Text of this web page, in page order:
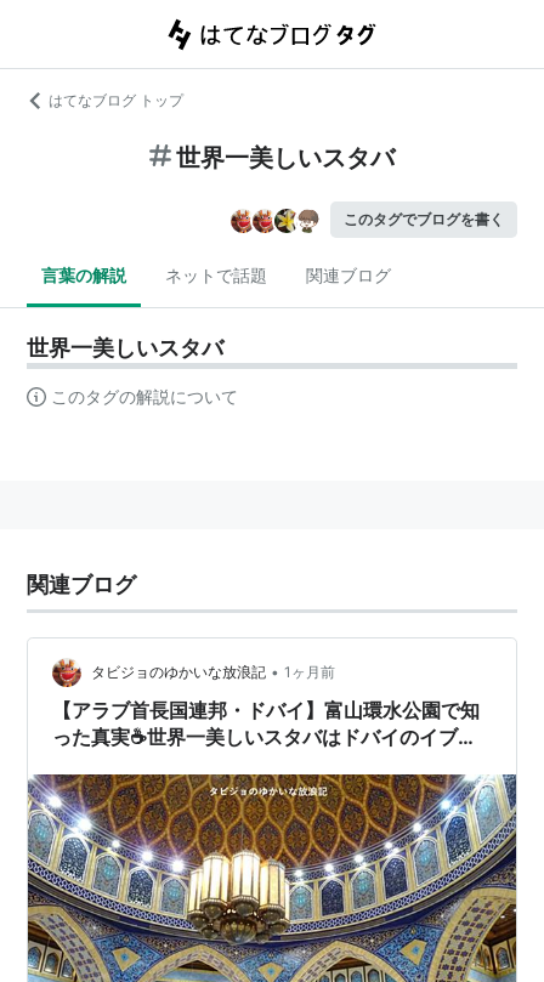
はてなブログ トップ
世界一美しいスタバ
このタグでブログを書く
言葉の解説 ネットで話題 関連ブログ
世界一美しいスタバ
このタグの解説について
関連ブログ
タビジョのゆかいな放浪記 • 1ヶ月前
【アラブ首長国連邦・ドバイ】富山環水公園で知
った真実☕世界一美しいスタバはドバイのイブン